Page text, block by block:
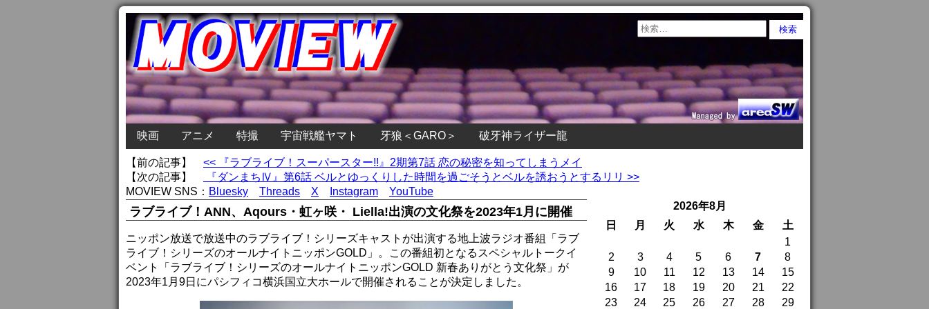
映画 アニメ 特撮 宇宙戦艦ヤマト 牙狼＜GARO＞ 破牙神ライザー龍
【前の記事】 << 『ラブライブ！スーパースター!!』2期第7話 恋の秘密を知ってしまうメイ
【次の記事】
『ダンまちⅣ』第6話 ベルとゆっくりした時間を過ごそうとベルを誘おうとするリリ >>
MOVIEW SNS： Bluesky Threads X Instagram YouTube
ラブライブ！ANN、Aqours・虹ヶ咲・ Liella!出演の文化祭を2023年1月に開催
ニッポン放送で放送中のラブライブ！シリーズキャストが出演する地上波ラジオ番組「ラブ
ライブ！シリーズのオールナイトニッポンGOLD」。この番組初となるスペシャルトークイ
ベント「ラブライブ！シリーズのオールナイトニッポンGOLD 新春ありがとう文化祭」が
2023年1月9日にパシフィコ横浜国立大ホールで開催されることが決定しました。
2026年8月
日
月 火 水 木 金
土
1
2
3 4 5 6 7
8
9
10 11 12 13 14
15
16
17 18 19 20 21
22
23
24 25 26 27 28 29